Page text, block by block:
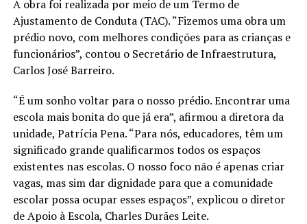
A obra foi realizada por meio de um Termo de
Ajustamento de Conduta (TAC). “Fizemos uma obra um
prédio novo, com melhores condições para as crianças e
funcionários”, contou o Secretário de Infraestrutura,
Carlos José Barreiro.
“É um sonho voltar para o nosso prédio. Encontrar uma
escola mais bonita do que já era”, afirmou a diretora da
unidade, Patrícia Pena. “Para nós, educadores, têm um
significado grande qualificarmos todos os espaços
existentes nas escolas. O nosso foco não é apenas criar
vagas, mas sim dar dignidade para que a comunidade
escolar possa ocupar esses espaços”, explicou o diretor
de Apoio à Escola, Charles Durães Leite.